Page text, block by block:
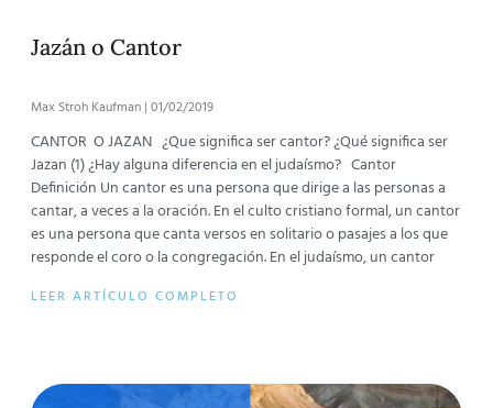
Jazán o Cantor
Max Stroh Kaufman 01/02/2019
CANTOR O JAZAN ¿Que significa ser cantor? ¿Qué significa ser
Jazan (1) ¿Hay alguna diferencia en el judaísmo? Cantor
Definición Un cantor es una persona que dirige a las personas a
cantar, a veces a la oración. En el culto cristiano formal, un cantor
es una persona que canta versos en solitario o pasajes a los que
responde el coro o la congregación. En el judaísmo, un cantor
LEER ARTÍCULO COMPLETO